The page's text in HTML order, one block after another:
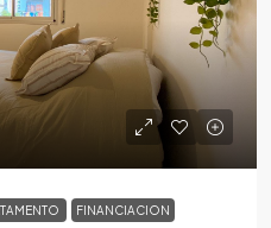
FINANCIACION